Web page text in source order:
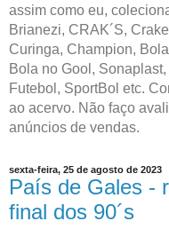
assim como eu,
Brianezi, CRAK´S,
Curinga, Champion,
Bola no Gool,
Futebol, SportBol etc.
ao acervo. Não faço
anúncios de vendas.
sexta-feira, 25 de agosto de 2023
País de Gales -
final dos 90´s